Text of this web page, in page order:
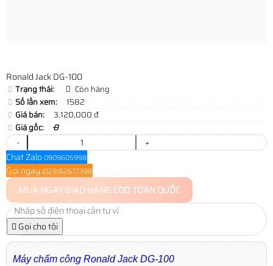
Ronald Jack DG-100
Trạng thái:
Còn hàng
Số lần xem:
1582
Giá bán:
3,120,000 đ
Giá gốc:
0
-
+
Chat Zalo 0909605998
Gọi ngay (028)62677398
MUA NGAYGIAO HÀNG COD TOÀN QUỐC
Gọi cho tôi
Máy chấm công Ronald Jack DG-100